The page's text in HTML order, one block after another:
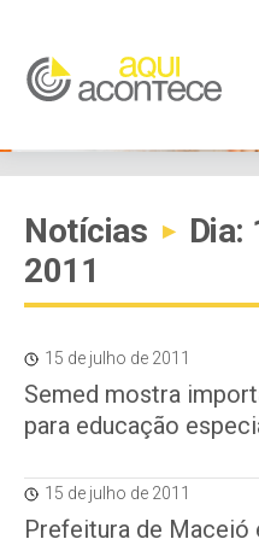
Notícias ▸
Dia:
2011
15 de julho de 2011
Semed mostra
para educação
15 de julho de 2011
Prefeitura de Maceió